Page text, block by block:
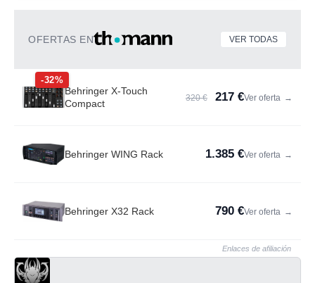
OFERTAS EN VER TODAS
-32%
Behringer X-Touch
Compact
320 € 217 €Ver oferta →
Behringer WING Rack 1.385 €Ver oferta →
Behringer X32 Rack 790 €Ver oferta →
Enlaces de afiliación